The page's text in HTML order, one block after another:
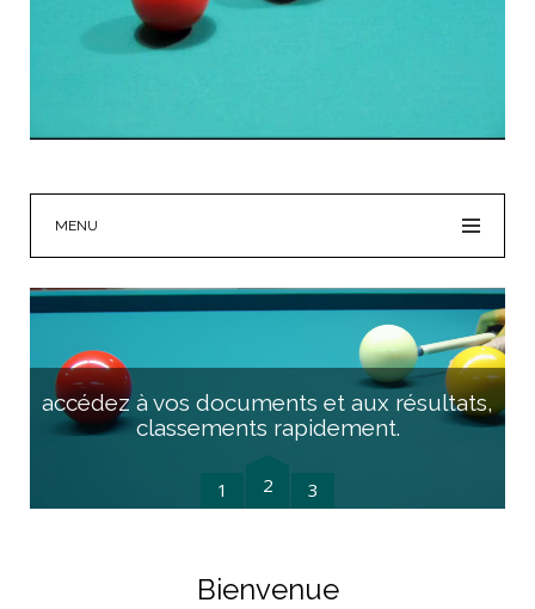
MENU
accédez à vos documents et aux résultats,
classements rapidement.
1 2 3
Bienvenue